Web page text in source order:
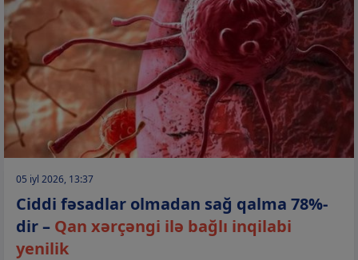
05 iyl 2026, 13:37
Ciddi fəsadlar olmadan sağ qalma 78%-
dir – Qan xərçəngi ilə bağlı inqilabi
yenilik